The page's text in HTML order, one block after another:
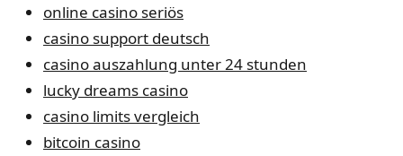
online casino seriös
casino support deutsch
casino auszahlung unter 24 stunden
lucky dreams casino
casino limits vergleich
bitcoin casino